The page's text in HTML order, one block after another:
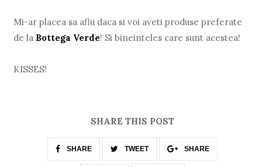
Mi-ar placea sa aflu daca si voi aveti produse preferate
de la Bottega Verde! Si bineinteles care sunt acestea!
KISSES!
SHARE THIS POST
SHARE TWEET SHARE